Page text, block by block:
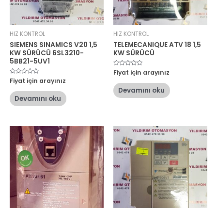
HIZ KONTROL
SIEMENS SINAMICS V20 1,5
KW SÜRÜCÜ 6SL3210-
5BB21-5UV1
5
üzerinden
oy
aldı
Fiyat için arayınız
Devamını oku
HIZ KONTROL
TELEMECANIQUE ATV 18 1,5
KW SÜRÜCÜ
5
üzerinden
oy
aldı
Fiyat için arayınız
Devamını oku